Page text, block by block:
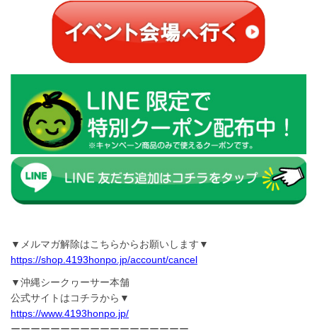
▼メルマガ解除はこちらからお願いします▼
https://shop.4193honpo.jp/account/cancel
▼沖縄シークヮーサー本舗
公式サイトはコチラから▼
https://www.4193honpo.jp/
ーーーーーーーーーーーーーーーーーー